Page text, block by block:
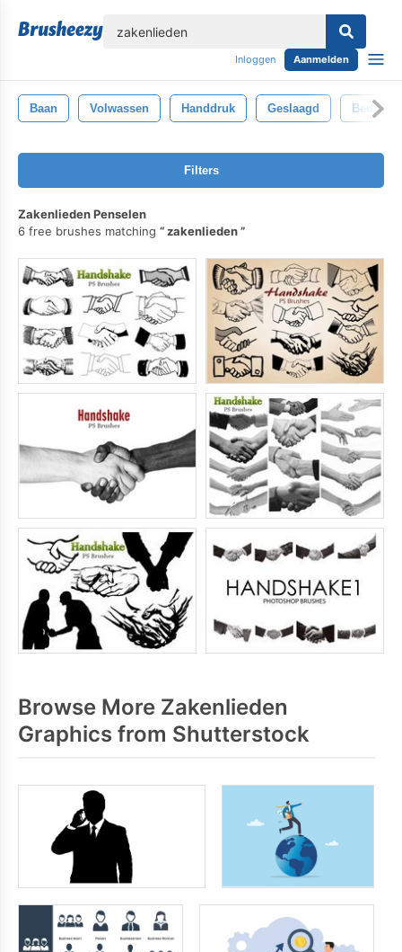
Inloggen Aanmelden
Baan Volwassen Handdruk Geslaagd Bedrijf
Filters
Zakenlieden Penselen
6 free brushes matching
zakenlieden
Browse More Zakenlieden
Graphics from Shutterstock